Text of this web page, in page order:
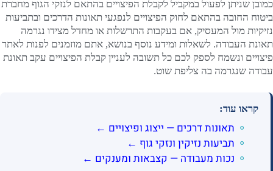
כמובן שניתן לפעול במקביל לקבלת הפיצויים בהתאם לנזקי הגוף מחברת
ביטוח החובה בהתאם לחוק הפיצויים לנפגעי תאונות הדרכים ובתביעות
נזיקיות מול המעסיק, אם בעקבות התרשלות או מחדל מצידו נגרמה
תאונת העבודה. לשאלות ומידע נוסף בנושא, אתם מוזמנים לפנות לאתר
פיצויים ונשמח לספק לכם כל תשובה לעניין קבלת הפיצויים עקב תאונת
עבודה שנגרמה בה צליפת שוט.
קראו עוד:
תאונות דרכים — ייצוג ופיצויים ←
תביעות נזיקין ונזקי גוף ←
נכות מעבודה — קצבאות ומענקים ←